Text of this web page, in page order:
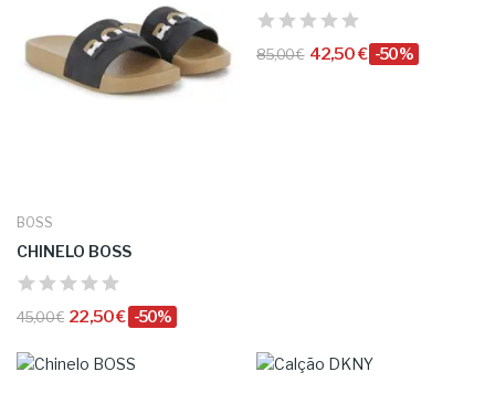
BOSS
CHINELO BOSS
45,00 € 22,50 € -50%
85,00 € 42,50 € -50%